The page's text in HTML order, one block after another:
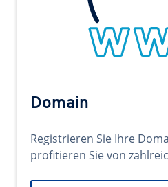
Domain
Registrieren Sie Ihre
profitieren Sie von